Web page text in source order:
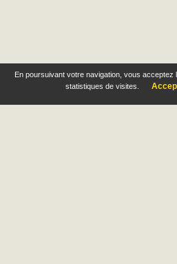
En poursuivant votre navigation, vous acceptez
statistiques de visites.